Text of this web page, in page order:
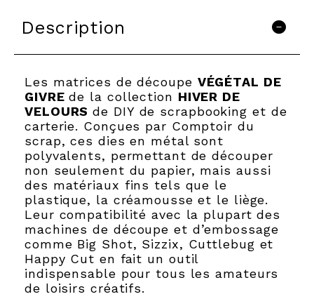
Description
Les matrices de découpe VÉGÉTAL DE
GIVREde la collection HIVER DE
VELOURSde DIY de scrapbooking et de
carterie. Conçues par Comptoir du
scrap, ces dies en métal sont
polyvalents, permettant de découper
non seulement du papier, mais aussi
des matériaux fins tels que le
plastique, la créamousse et le liège.
Leur compatibilité avec la plupart des
machines de découpe et d’embossage
comme Big Shot, Sizzix, Cuttlebug et
Happy Cut en fait un outil
indispensable pour tous les amateurs
de loisirs créatifs.